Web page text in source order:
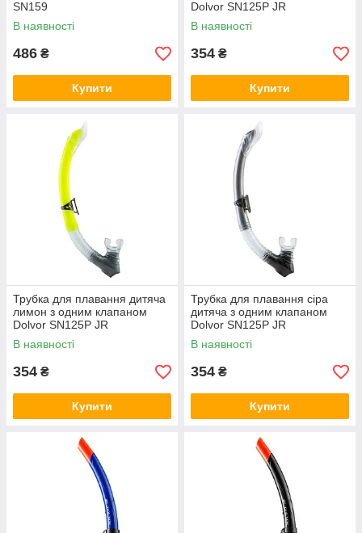
SN159
В наявності
486 ₴
Купити
Dolvor SN125P JR
В наявності
354 ₴
Купити
Трубка для плавання дитяча
лимон з одним клапаном
Dolvor SN125P JR
В наявності
354 ₴
Купити
Трубка для плавання сіра
дитяча з одним клапаном
Dolvor SN125P JR
В наявності
354 ₴
Купити